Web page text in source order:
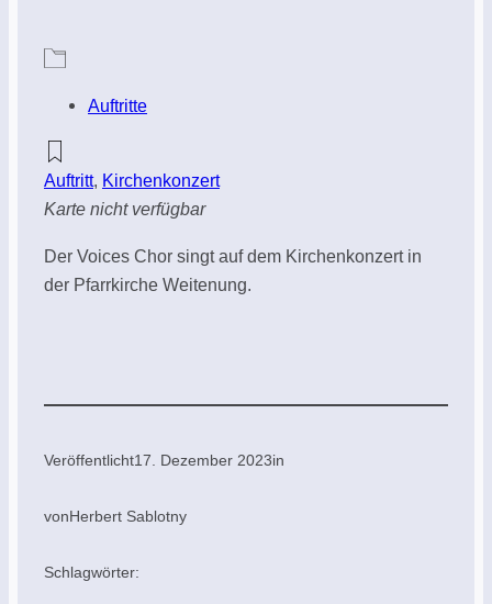
Auftritte
Auftritt, Kirchenkonzert
Karte nicht verfügbar
Der Voices Chor singt auf dem Kirchenkonzert in
der Pfarrkirche Weitenung.
Veröffentlicht17. Dezember 2023in
vonHerbert Sablotny
Schlagwörter: